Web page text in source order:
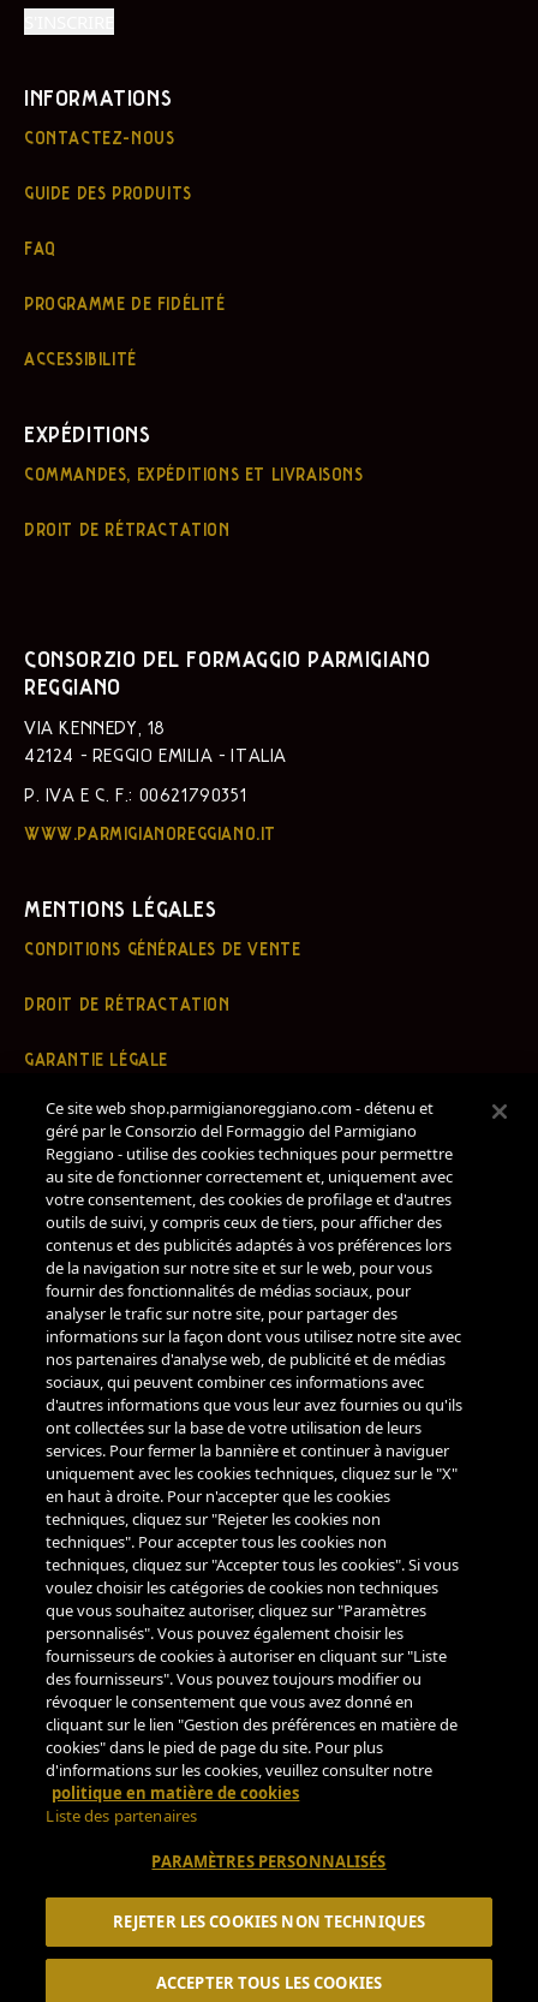
INFORMATIONS
CONTACTEZ-NOUS
GUIDE DES PRODUITS
FAQ
PROGRAMME DE FIDÉLITÉ
ACCESSIBILITÉ
EXPÉDITIONS
COMMANDES, EXPÉDITIONS ET LIVRAISONS
DROIT DE RÉTRACTATION
CONSORZIO DEL FORMAGGIO PARMIGIANO
REGGIANO
VIA KENNEDY, 18
42124 - REGGIO EMILIA - ITALIA
P. IVA E C. F.: 00621790351
WWW.PARMIGIANOREGGIANO.IT
MENTIONS LÉGALES
CONDITIONS GÉNÉRALES DE VENTE
DROIT DE RÉTRACTATION
GARANTIE LÉGALE
INFORMATION ADR/ODR
POLITIQUE DE CONFIDENTIALITÉ
POLITIQUE DE COOKIES
PARAMÈTRES PERSONNALISÉS
RÈGLEMENT DU PROGRAMME DE FIDÉLITÉ
TERMES ET CONDITIONS D'UTILISATION DES CARTES-
CADEAUX PR
PAIEMENTS
ASSISTANCE
LUN-VEN 9.00-18.00
TÉLÉPHONE
+39 0522122122
EMAIL
CUSTOMERSERVICE@PARMIGIANOREGGIANO.IT
© 2026 Consorzio del Formaggio Parmigiano Reggiano -ECOMMERCE PARTNER
CALICANTUS SRLP.Iva 03757590272
Ce site web shop.parmigianoreggiano.com - détenu et
géré par le Consorzio del Formaggio del Parmigiano
Reggiano - utilise des cookies techniques pour permettre
au site de fonctionner correctement et, uniquement avec
votre consentement, des cookies de profilage et d'autres
outils de suivi, y compris ceux de tiers, pour afficher des
contenus et des publicités adaptés à vos préférences lors
de la navigation sur notre site et sur le web, pour vous
fournir des fonctionnalités de médias sociaux, pour
analyser le trafic sur notre site, pour partager des
informations sur la façon dont vous utilisez notre site avec
nos partenaires d'analyse web, de publicité et de médias
sociaux, qui peuvent combiner ces informations avec
d'autres informations que vous leur avez fournies ou qu'ils
ont collectées sur la base de votre utilisation de leurs
services. Pour fermer la bannière et continuer à naviguer
uniquement avec les cookies techniques, cliquez sur le "X"
en haut à droite. Pour n'accepter que les cookies
techniques, cliquez sur "Rejeter les cookies non
techniques". Pour accepter tous les cookies non
techniques, cliquez sur "Accepter tous les cookies". Si vous
voulez choisir les catégories de cookies non techniques
que vous souhaitez autoriser, cliquez sur "Paramètres
personnalisés". Vous pouvez également choisir les
fournisseurs de cookies à autoriser en cliquant sur "Liste
des fournisseurs". Vous pouvez toujours modifier ou
révoquer le consentement que vous avez donné en
cliquant sur le lien "Gestion des préférences en matière de
cookies" dans le pied de page du site. Pour plus
d'informations sur les cookies, veuillez consulter notre
politique en matière de cookies
Liste des partenaires
PARAMÈTRES PERSONNALISÉS
REJETER LES COOKIES NON TECHNIQUES
ACCEPTER TOUS LES COOKIES